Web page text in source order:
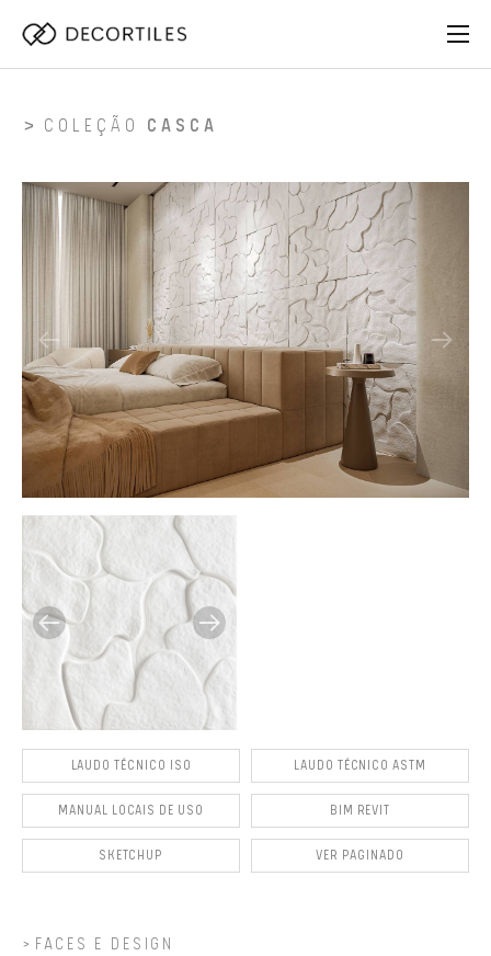
COLEÇÃO CASCA
LAUDO TÉCNICO ISO LAUDO TÉCNICO ASTM
MANUAL LOCAIS DE USO BIM REVIT
SKETCHUP VER PAGINADO
FACES E DESIGN